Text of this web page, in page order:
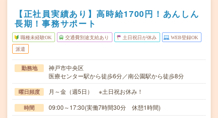
【正社員実績あり】高時給1700円！あんしん
長期！事務サポート
職種未経験OK 交通費別途支給あり 土日祝日が休み WEB登録OK
派遣
勤務地
神戸市中央区
医療センター駅から徒歩6分／南公園駅から徒歩8分
曜日頻度 月～金（週5日） ※土日祝お休み！
時間 09:00～17:30(実働7時間30分 休憩1時間)